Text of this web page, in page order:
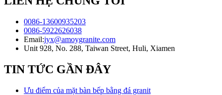
0086-13600935203
0086-5922626038
Email:jyx@amoygranite.com
Unit 928, No. 288, Taiwan Street, Huli, Xiamen
TIN TỨC GẦN ĐÂY
Ưu điểm của mặt bàn bếp bằng đá granit